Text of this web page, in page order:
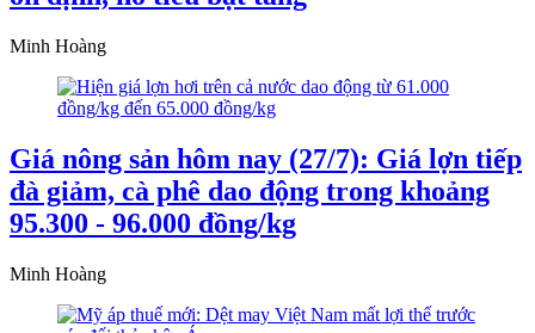
Minh Hoàng
Giá nông sản hôm nay (27/7): Giá lợn tiếp
đà giảm, cà phê dao động trong khoảng
95.300 - 96.000 đồng/kg
Minh Hoàng